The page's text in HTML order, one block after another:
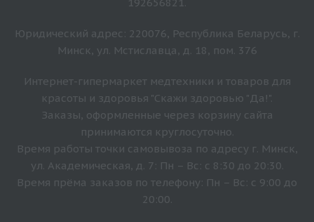
Юридический адрес: 220076, Республика Беларусь, г.
Минск, ул. Мстиславца, д. 18, пом. 376
Интернет-гипермаркет медтехники и товаров для
красоты и здоровья "Скажи здоровью "Да!".
Заказы, оформленные через корзину сайта
принимаются круглосуточно.
Время работы точки самовывоза по адресу г. Минск,
ул. Академическая, д. 7: Пн – Вс: с 8:30 до 20:30.
Время прёма заказов по телефону: Пн – Вс: с 9:00 до
20:00.